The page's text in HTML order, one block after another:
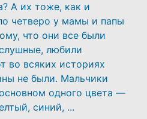
ВСЕХ
ПРО ДЕТЕЙ
А их тоже, как и
четверо у мамы и папы
что они все были
любили
во всяких историях
не были. Мальчики
одного цвета —
синий, ...